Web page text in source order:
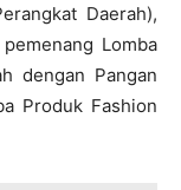
Daerah),
Lomba
dengan Pangan
Produk Fashion